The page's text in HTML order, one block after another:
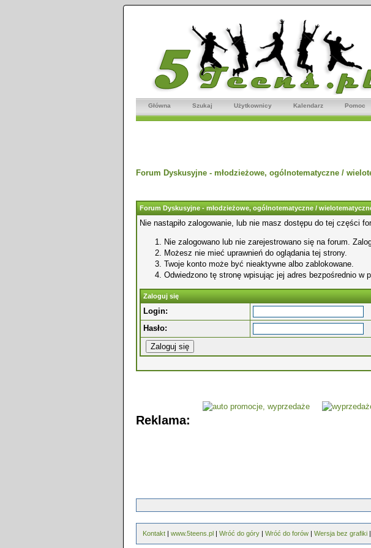
Główna Szukaj Użytkownicy Kalendarz Pomoc
Forum Dyskusyjne - młodzieżowe, ogólnotematyczne /
Forum Dyskusyjne - młodzieżowe, ogólnotematyczne /
Nie nastąpiło zalogowanie, lub nie masz dostępu do tej części
Nie zalogowano lub nie zarejestrowano się na forum.
Możesz nie mieć uprawnień do oglądania tej strony.
Twoje konto może być nieaktywne albo zablokowane.
Odwiedzono tę stronę wpisując jej adres bezpośrednio w
Zaloguj się
Login:
Hasło:
Reklama:
Kontakt | www.5teens.pl | Wróć do góry | Wróć do forów | Wersja bez grafiki |